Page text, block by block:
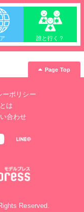
誰と行く？
Page Top
ーポリシー
は
合わせ
Reserved.